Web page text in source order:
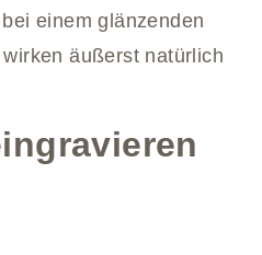
einem glänzenden
äußerst natürlich